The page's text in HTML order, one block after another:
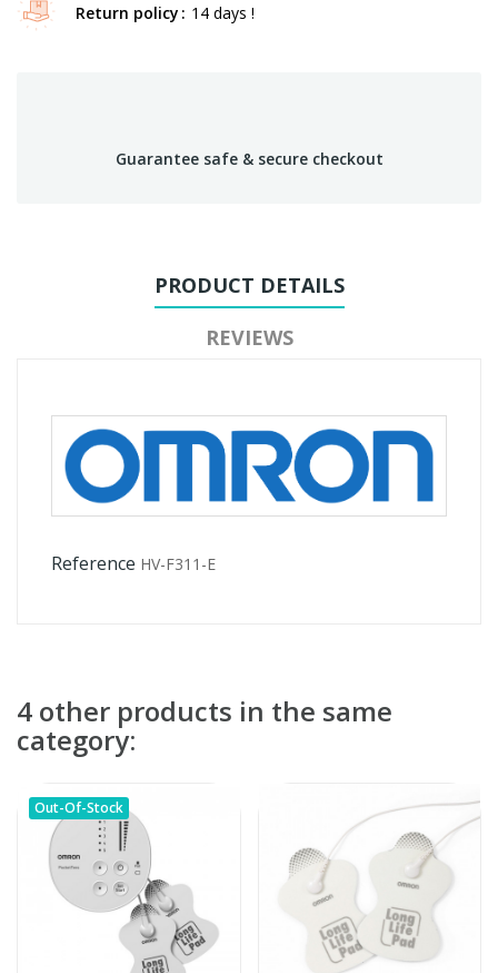
Return policy 14 days !
Guarantee safe & secure checkout
PRODUCT DETAILS
REVIEWS
Reference HV-F311-E
4 other products in the same
category:
Out-Of-Stock